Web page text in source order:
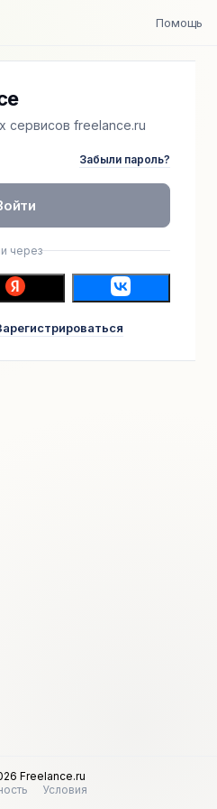
Помощь
сервисов freelance.ru
Забыли пароль?
через
Freelance.ru
Условия